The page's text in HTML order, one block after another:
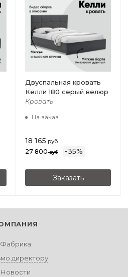
Двуспальная кровать
Келли 180 серый велюр
Кровать
На заказ
18 165 руб
27 800руб -35%
Заказать
Фабрика
директору
Новости